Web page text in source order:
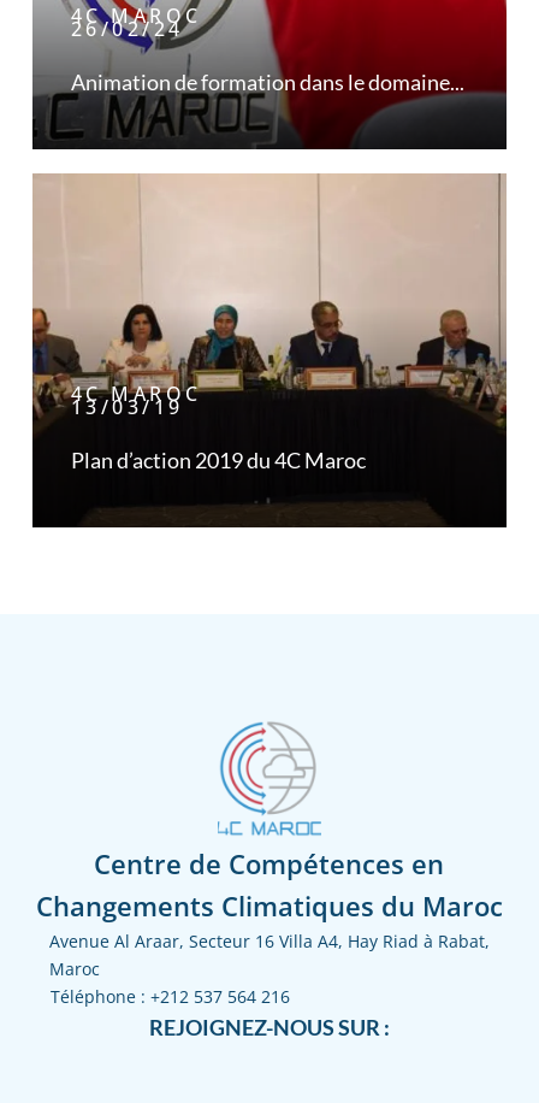
4C MAROC
26/02/24
Animation de formation dans le domaine...
4C MAROC
13/03/19
Plan d’action 2019 du 4C Maroc
Centre de Compétences en
Changements Climatiques du Maroc
Avenue Al Araar, Secteur 16 Villa A4, Hay Riad à Rabat,
Maroc
Téléphone : +212 537 564 216
REJOIGNEZ-NOUS SUR :